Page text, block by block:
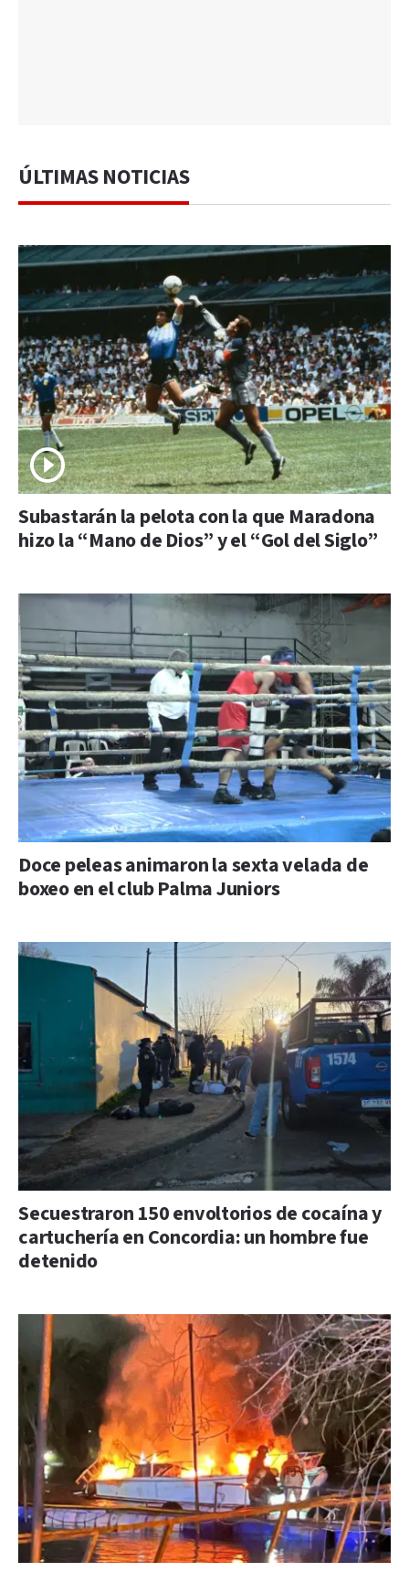
ÚLTIMAS NOTICIAS
Subastarán la pelota con la que Maradona
hizo la “Mano de Dios” y el “Gol del Siglo”
Doce peleas animaron la sexta velada de
boxeo en el club Palma Juniors
Secuestraron 150 envoltorios de cocaína y
cartuchería en Concordia: un hombre fue
detenido